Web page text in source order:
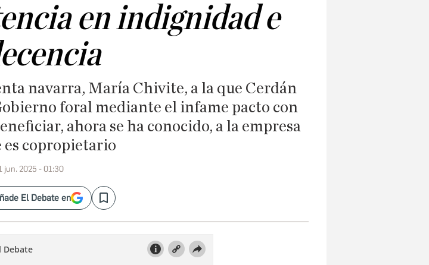
en indignidad e
navarra, María Chivite, a la que Cerdán
foral mediante el infame pacto con
ahora se ha conocido, a la empresa
es copropietario
jun. 2025 - 01:30
El Debate en Save